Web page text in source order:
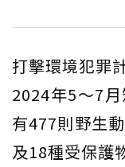
打擊環境犯罪
2024年5～7
有477則野生
及18種受保護